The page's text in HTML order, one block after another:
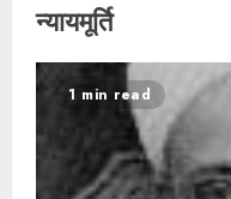
न्यायमूर्ति
1 min read